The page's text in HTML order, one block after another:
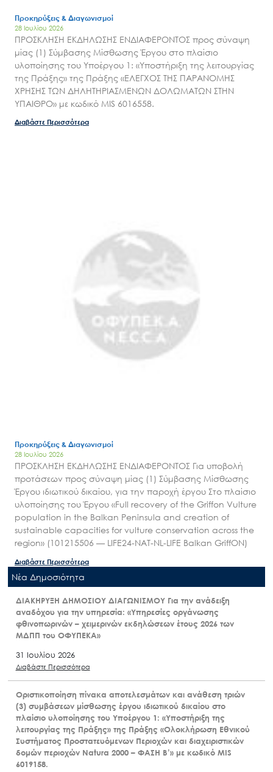
Προκηρύξεις & Διαγωνισμοί
28 Ιουλίου 2026
ΠΡΟΣΚΛΗΣΗ ΕΚΔΗΛΩΣΗΣ ΕΝΔΙΑΦΕΡΟΝΤΟΣ προς σύναψη
μίας (1) Σύμβασης Μίσθωσης Έργου στο πλαίσιο
υλοποίησης του Υποέργου 1: «Υποστήριξη της λειτουργίας
της Πράξης» της Πράξης «ΕΛΕΓΧΟΣ ΤΗΣ ΠΑΡΑΝΟΜΗΣ
ΧΡΗΣΗΣ ΤΩΝ ΔΗΛΗΤΗΡΙΑΣΜΕΝΩΝ ΔΟΛΩΜΑΤΩΝ ΣΤΗΝ
ΥΠΑΙΘΡΟ» με κωδικό MIS 6016558.
Διαβάστε Περισσότερα
Προκηρύξεις & Διαγωνισμοί
28 Ιουλίου 2026
ΠΡΟΣΚΛΗΣΗ ΕΚΔΗΛΩΣΗΣ ΕΝΔΙΑΦΕΡΟΝΤΟΣ Για υποβολή
προτάσεων προς σύναψη μίας (1) Σύμβασης Μίσθωσης
Έργου ιδιωτικού δικαίου, για την παροχή έργου Στο πλαίσιο
υλοποίησης του Έργου «Full recovery of the Griffon Vulture
population in the Balkan Peninsula and creation of
sustainable capacities for vulture conservation across the
region» (101215506 — LIFE24-NAT-NL-LIFE Balkan GriffON)
Διαβάστε Περισσότερα
Nέα Δημοσιότητα
ΔΙΑΚΗΡΥΞΗ ΔΗΜΟΣΙΟΥ ΔΙΑΓΩΝΙΣΜΟΥ Για την ανάδειξη
αναδόχου για την υπηρεσία: «Υπηρεσίες οργάνωσης
φθινοπωρινών – χειμερινών εκδηλώσεων έτους 2026 των
ΜΔΠΠ του ΟΦΥΠΕΚΑ»
31 Ιουλίου 2026
Διαβάστε Περισσότερα
Οριστικοποίηση πίνακα αποτελεσμάτων και ανάθεση τριών
(3) συμβάσεων μίσθωσης έργου ιδιωτικού δικαίου στο
πλαίσιο υλοποίησης του Υποέργου 1: «Υποστήριξη της
λειτουργίας της Πράξης» της Πράξης «Ολοκλήρωση Εθνικού
Συστήματος Προστατευόμενων Περιοχών και διαχειριστικών
δομών περιοχών Natura 2000 – ΦΑΣΗ Β’» με κωδικό MIS
6019158.